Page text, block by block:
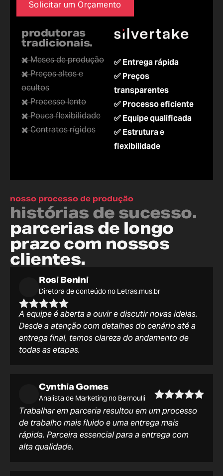
Solicitar um Orçamento
produtoras
tradicionais.
✖️ Meses de produção
✖️ Preços altos e
ocultos
✖️ Processo lento
✖️ Pouca flexibilidade
✖️ Contratos rígidos
✅ Entrega rápida
✅ Preços
transparentes
✅ Processo eficiente
✅ Equipe qualificada
✅ Estrutura e
flexibilidade
nosso processo de produção
histórias de sucesso.
parcerias de longo
prazo com nossos
clientes.
Rosi Benini
Diretora de conteúdo no Letras.mus.br
A equipe é aberta a ouvir e discutir novas ideias.
Desde a atenção com detalhes do cenário até a
entrega final, temos clareza do andamento de
todas as etapas.
Cynthia Gomes
Analista de Marketing no Bernoulli
Trabalhar em parceria resultou em um processo
de trabalho mais fluido e uma entrega mais
rápida. Parceira essencial para a entrega com
alta qualidade.